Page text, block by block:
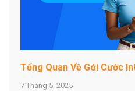
Tổng Quan Về Gói Cước
7 Tháng 5, 2025